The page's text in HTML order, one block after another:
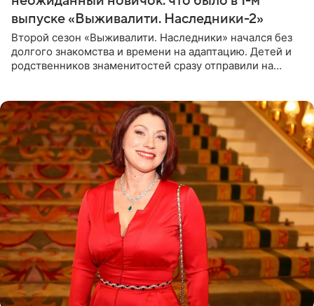
выпуске «Выживалити. Наследники-2»
Второй сезон «Выживалити. Наследники» начался без
долгого знакомства и времени на адаптацию. Детей и
родственников знаменитостей сразу отправили на